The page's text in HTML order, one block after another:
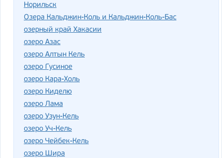
Норильск
Озера Кальджин-Коль и Кальджин-Коль-Бас
озерный край Хакасии
озеро Азас
озеро Алтын Кель
озеро Гусиное
озеро Кара-Холь
озеро Киделю
озеро Лама
озеро Узун-Кель
озеро Уч-Кель
озеро Чейбек-Кель
озеро Шира